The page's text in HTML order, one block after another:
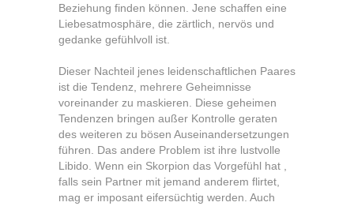
Beziehung finden können. Jene schaffen eine
Liebesatmosphäre, die zärtlich, nervös und
gedanke gefühlvoll ist.
Dieser Nachteil jenes leidenschaftlichen Paares
ist die Tendenz, mehrere Geheimnisse
voreinander zu maskieren. Diese geheimen
Tendenzen bringen außer Kontrolle geraten
des weiteren zu bösen Auseinandersetzungen
führen. Das andere Problem ist ihre lustvolle
Libido. Wenn ein Skorpion das Vorgefühl hat ,
falls sein Partner mit jemand anderem flirtet,
mag er imposant eifersüchtig werden. Auch